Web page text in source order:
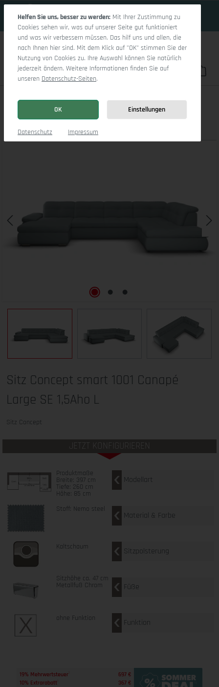
Du hast 0
Sitz Concept smart 1001 Canapé Large SE 1,5Aho L
Produktbilder
Sitz Concept smart 1001 Canapé
Large SE 1,5Aho L
Sitz Concept
JETZT KONFIGURIEREN
Produktmaße
Breite: 397 cm
Tiefe: 260 cm
Höhe: 85 cm
Modellart
Stoff: Nemo steel
Material & Farbe
Kaltschaum Sitzpolsterung
Sitzhöhe ca. 47 cm
Metallfuß Chrom Füße
ohne Funktion Funktion
19% Mehrwertsteuer
697 €
10% Extrarabatt
367 €
Helfen Sie uns, besser zu werden: Mit Ihrer Zustimmung zu
Cookies sehen wir, was auf unserer Seite gut funktioniert
und was wir verbessern müssen. Das hilf uns und allen, die
nach Ihnen hier sind. Mit dem Klick auf "OK" stimmen Sie der
Nutzung von Cookies zu. Ihre Auswahl können Sie natürlich
jederzeit ändern. Weitere Informationen finden Sie auf
unseren Datenschutz-Seiten.
OK Einstellungen
Datenschutz Impressum